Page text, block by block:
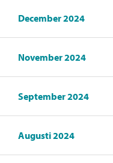
December 2024
November 2024
September 2024
Augusti 2024